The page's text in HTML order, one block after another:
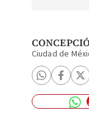
Ciudad de